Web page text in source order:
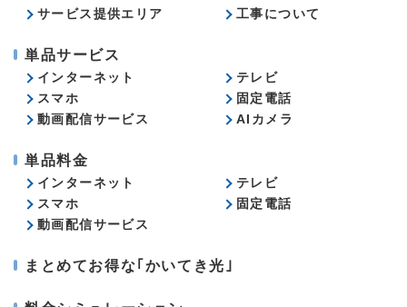
サービス提供エリア 工事について
単品サービス
インターネット
テレビ
スマホ
固定電話
動画配信サービス
AIカメラ
単品料金
インターネット
テレビ
スマホ
固定電話
動画配信サービス
まとめてお得な｢かいてき光｣